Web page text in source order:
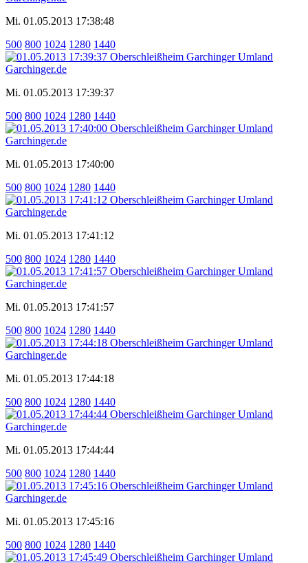
Mi. 01.05.2013 17:38:48
500 800 1024 1280 1440
Mi. 01.05.2013 17:39:37
500 800 1024 1280 1440
Mi. 01.05.2013 17:40:00
500 800 1024 1280 1440
Mi. 01.05.2013 17:41:12
500 800 1024 1280 1440
Mi. 01.05.2013 17:41:57
500 800 1024 1280 1440
Mi. 01.05.2013 17:44:18
500 800 1024 1280 1440
Mi. 01.05.2013 17:44:44
500 800 1024 1280 1440
Mi. 01.05.2013 17:45:16
500 800 1024 1280 1440